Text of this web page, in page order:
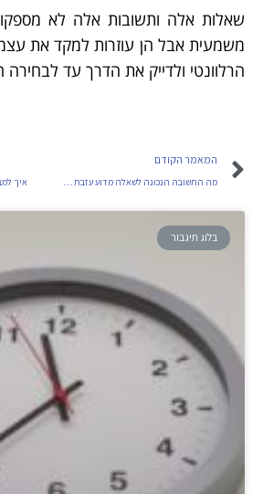
שאלות אלה ותשובות אלה לא
משמעית אבל הן עוזרות למקד את
הרלוונטי ולדייק את הדרך עד לבחירה
המאמר הקודם
מה התשובה הנכונה לשאלה מדוע עזבת את מקום העבודה הקודם איך
בלוג תיגבור